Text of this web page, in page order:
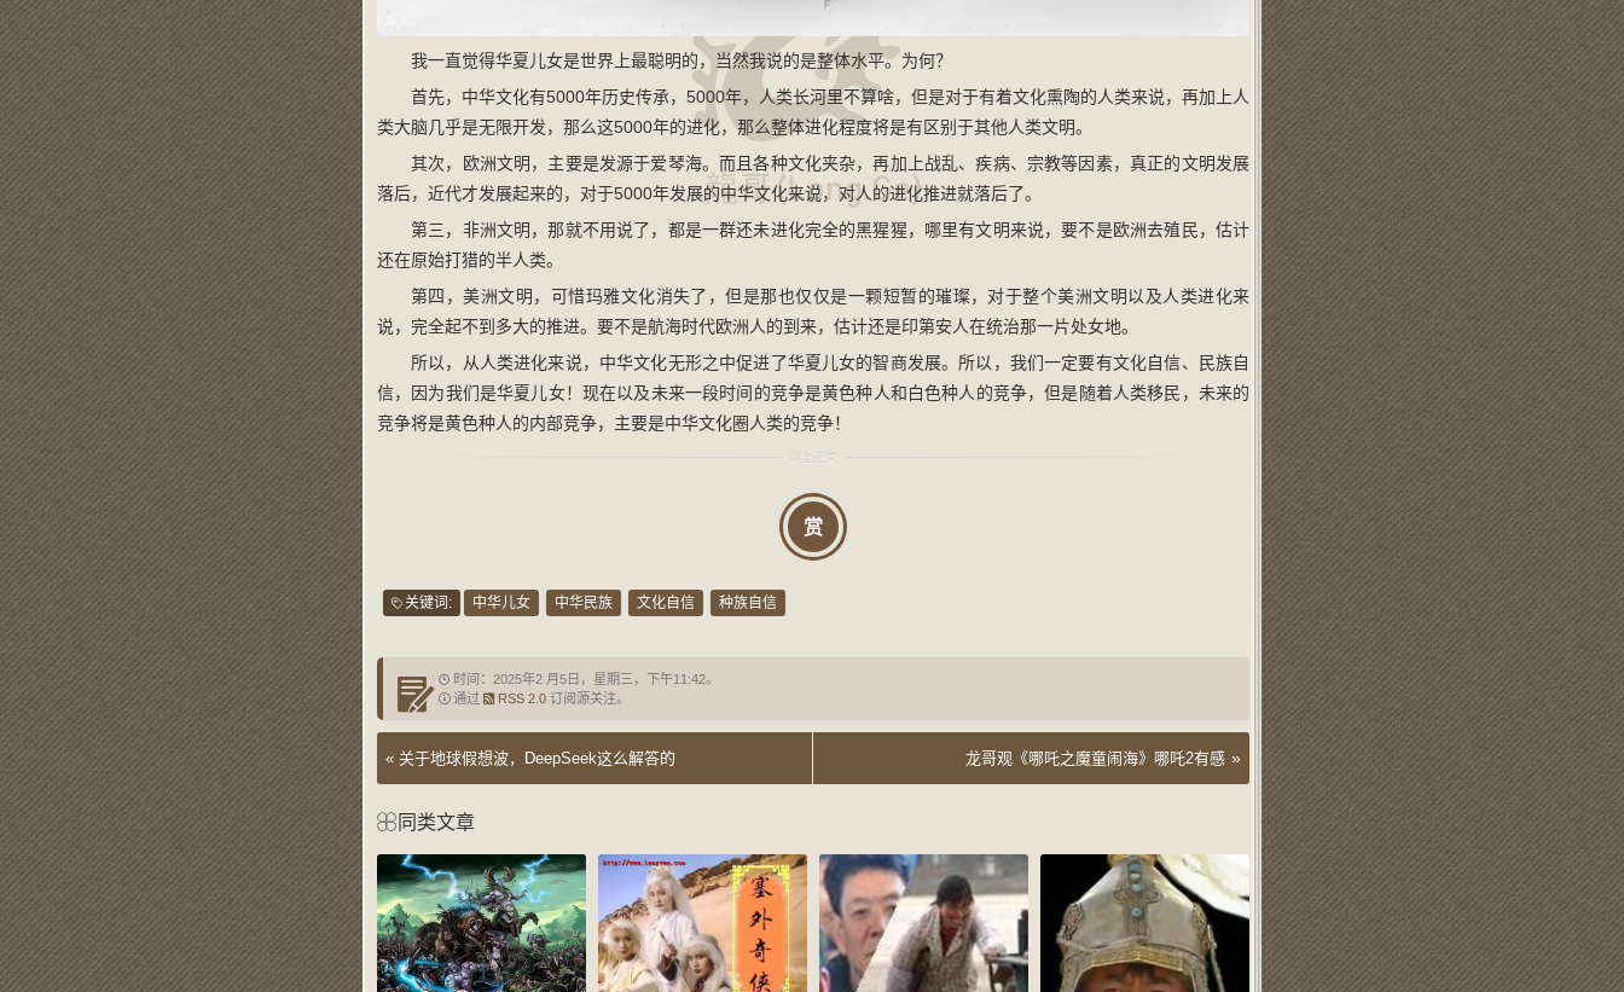
我一直觉得华夏儿女是世界上最聪明的，当然我说的是整体水平。为何？
首先，中华文化有5000年历史传承，5000年，人类长河里不算啥，但是对于有着文化熏陶的人类来说，再加上人
类大脑几乎是无限开发，那么这5000年的进化，那么整体进化程度将是有区别于其他人类文明。
其次，欧洲文明，主要是发源于爱琴海。而且各种文化夹杂，再加上战乱、疾病、宗教等因素，真正的文明发展
落后，近代才发展起来的，对于5000年发展的中华文化来说，对人的进化推进就落后了。
第三，非洲文明，那就不用说了，都是一群还未进化完全的黑猩猩，哪里有文明来说，要不是欧洲去殖民，估计
还在原始打猎的半人类。
第四，美洲文明，可惜玛雅文化消失了，但是那也仅仅是一颗短暂的璀璨，对于整个美洲文明以及人类进化来
说，完全起不到多大的推进。要不是航海时代欧洲人的到来，估计还是印第安人在统治那一片处女地。
所以，从人类进化来说，中华文化无形之中促进了华夏儿女的智商发展。所以，我们一定要有文化自信、民族自
信，因为我们是华夏儿女！现在以及未来一段时间的竞争是黄色种人和白色种人的竞争，但是随着人类移民，未来的
竞争将是黄色种人的内部竞争，主要是中华文化圈人类的竞争！
赏
关键词: 中华儿女 中华民族 文化自信 种族自信
时间：2025年2 月5日，星期三，下午11:42。
通过
RSS 2.0 订阅源关注。
« 关于地球假想波，DeepSeek这么解答的 龙哥观《哪吒之魔童闹海》哪吒2有感 »
同类文章